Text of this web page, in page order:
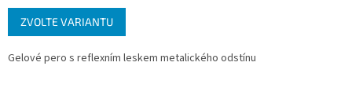
Měrná
cena:
ZVOLTE VARIANTU
Gelové pero s reflexním leskem metalického odstínu